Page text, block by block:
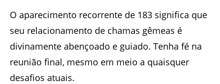
O aparecimento recorrente de 183 significa que
seu relacionamento de chamas gêmeas é
divinamente abençoado e guiado. Tenha fé na
reunião final, mesmo em meio a quaisquer
desafios atuais.